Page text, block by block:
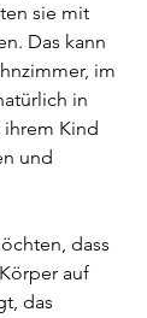
sie mit
Das kann
im
in
ihrem Kind
und
dass
auf
das